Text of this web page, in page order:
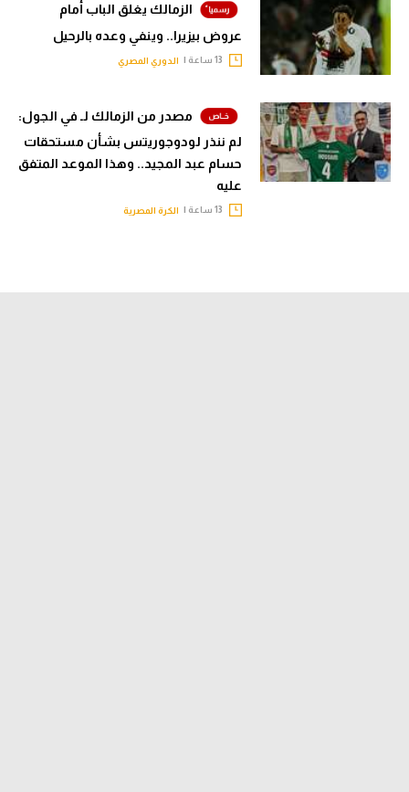
الزمالك يغلق الباب أمام
عروض بيزيرا.. وينفي وعده بالرحيل
الدوري المصري
مصدر من الزمالك لـ في الجول:
لم ننذر لودوجوريتس بشأن مستحقات
حسام عبد المجيد.. وهذا الموعد المتفق
عليه
الكرة المصرية